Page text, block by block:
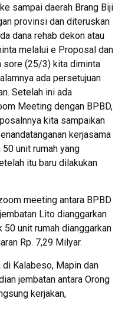
sampai daerah Brang Biji
provinsi dan diteruskan
dana rehab dekon atau
melalui e Proposal dan
sore (25/3) kita diminta
ada persetujuan
Setelah ini ada
Meeting dengan BPBD,
kita sampaikan
kerjasama
unit rumah yang
itu baru dilakukan
meeting antara BPBD
Lito dianggarkan
50 unit rumah dianggarkan
Rp. 7,29 Milyar.
di Kalabeso, Mapin dan
jembatan antara Orong
kerjakan,